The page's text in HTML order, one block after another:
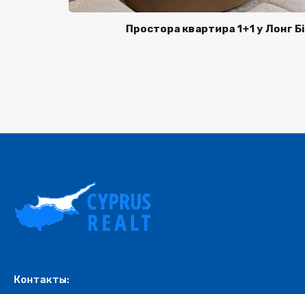
Простора квартира 1+1 у Лонг
Контакты: